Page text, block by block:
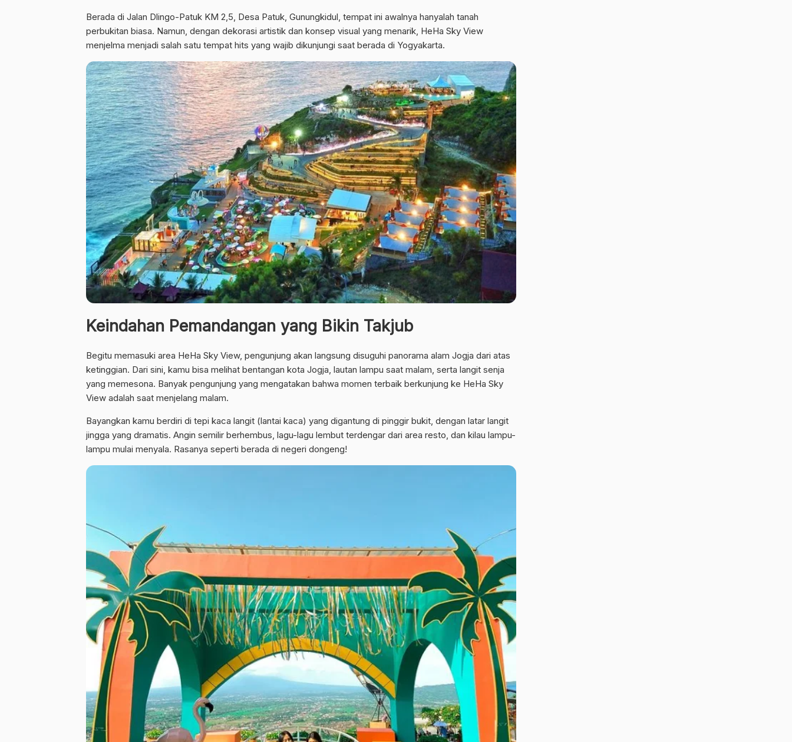
Berada di Jalan Dlingo-Patuk KM 2,5, Desa Patuk, Gunungkidul, tempat ini awalnya hanyalah tanah
perbukitan biasa. Namun, dengan dekorasi artistik dan konsep visual yang menarik, HeHa Sky View
menjelma menjadi salah satu tempat hits yang wajib dikunjungi saat berada di Yogyakarta.
Keindahan Pemandangan yang Bikin Takjub
Begitu memasuki area HeHa Sky View, pengunjung akan langsung disuguhi panorama alam Jogja dari atas
ketinggian. Dari sini, kamu bisa melihat bentangan kota Jogja, lautan lampu saat malam, serta langit senja
yang memesona. Banyak pengunjung yang mengatakan bahwa momen terbaik berkunjung ke HeHa Sky
View adalah saat menjelang malam.
Bayangkan kamu berdiri di tepi kaca langit (lantai kaca) yang digantung di pinggir bukit, dengan latar langit
jingga yang dramatis. Angin semilir berhembus, lagu-lagu lembut terdengar dari area resto, dan kilau lampu-
lampu mulai menyala. Rasanya seperti berada di negeri dongeng!